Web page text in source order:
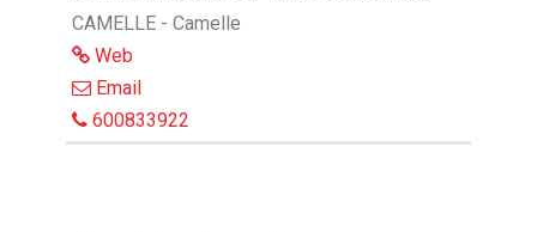
CAMELLE - Camelle
Web
Email
600833922